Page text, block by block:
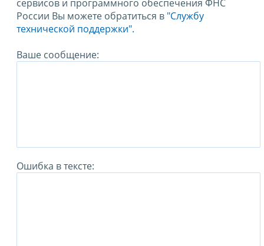
сервисов и программного обеспечения ФНС
России Вы можете обратиться в "Службу
технической поддержки".
Ваше сообщение:
Ошибка в тексте: